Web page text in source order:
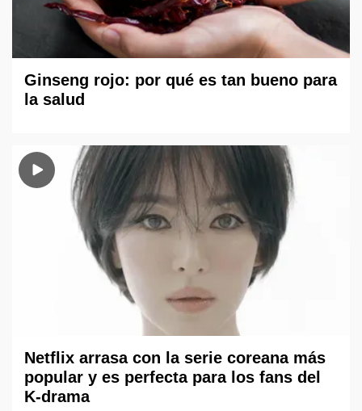
Ginseng rojo: por qué es tan bueno para
la salud
Netflix arrasa con la serie coreana más
popular y es perfecta para los fans del
K-drama